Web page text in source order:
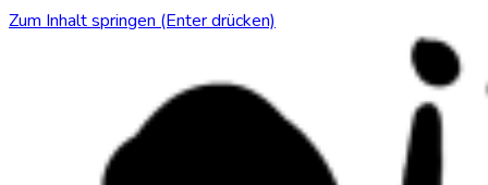
Zum Inhalt springen (Enter drücken)